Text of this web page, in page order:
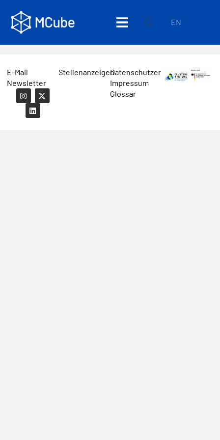
EN
E-Mail
Newsletter
StellenanzeigenDatenschutzerklärung
Impressum
Glossar